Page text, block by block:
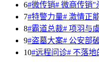
6#微传销# 微商传销
7#特警力量# 激情正
8#霸道总裁# 项羽与
9#盗墓大案# 公安部
10#远程问诊# 不落地